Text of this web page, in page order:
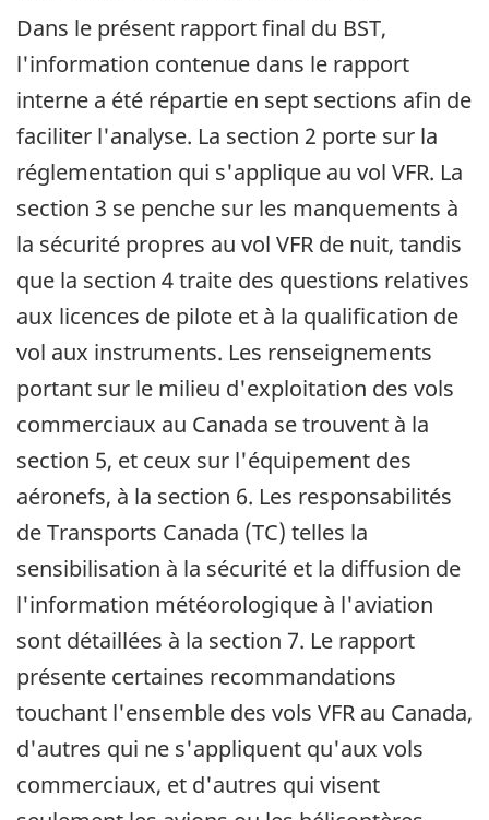
Dans le présent rapport final du BST,
l'information contenue dans le rapport
interne a été répartie en sept sections afin de
faciliter l'analyse. La section 2 porte sur la
réglementation qui s'applique au vol VFR. La
section 3 se penche sur les manquements à
la sécurité propres au vol VFR de nuit, tandis
que la section 4 traite des questions relatives
aux licences de pilote et à la qualification de
vol aux instruments. Les renseignements
portant sur le milieu d'exploitation des vols
commerciaux au Canada se trouvent à la
section 5, et ceux sur l'équipement des
aéronefs, à la section 6. Les responsabilités
de Transports Canada (TC) telles la
sensibilisation à la sécurité et la diffusion de
l'information météorologique à l'aviation
sont détaillées à la section 7. Le rapport
présente certaines recommandations
touchant l'ensemble des vols VFR au Canada,
d'autres qui ne s'appliquent qu'aux vols
commerciaux, et d'autres qui visent